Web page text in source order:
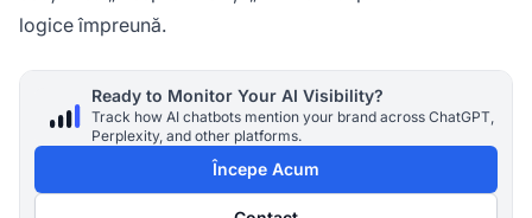
logice împreună.
Ready to Monitor Your AI Visibility?
Track how AI chatbots mention your brand across ChatGPT,
Perplexity, and other platforms.
Începe Acum